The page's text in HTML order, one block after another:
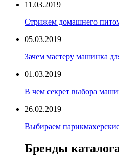
11.03.2019
Стрижем домашнего
05.03.2019
Зачем мастеру машинка
01.03.2019
В чем секрет выбора
26.02.2019
Выбираем
Бренды